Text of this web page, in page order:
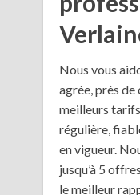
Nous vous
agrée, près de
meilleurs
régulière,
en vigueur.
jusqu’à 5
le meilleur